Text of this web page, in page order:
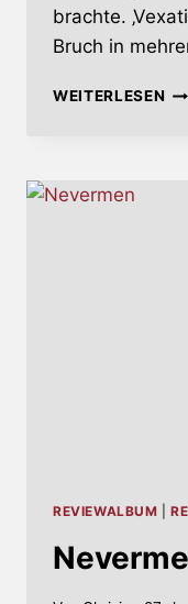
brachte.
Bruch in
WEITERLESEN
REVIEWALBUM |